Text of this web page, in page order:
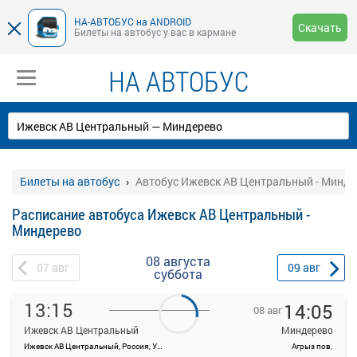
НА-АВТОБУС на ANDROID
Билеты на автобус у вас в кармане
Скачать
НА АВТОБУС
Билеты на автобус Автобус Ижевск АВ Центральный -
Расписание автобуса Ижевск АВ Центральный -
Миндерево
07 авг 08 августа
суббота 09 авг
13:15
Ижевск АВ Центральный
Ижевск АВ Центральный, Россия, Удмуртская Республика, Ижевск, Красноармейская ул, 134А
08 авг 14:05
Миндерево
Агрыз пов.
На данной странице вы можете ознакомиться с расписанием и